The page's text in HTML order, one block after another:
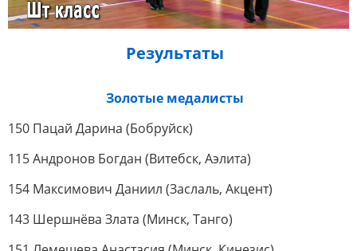
Результаты
Золотые медалисты
150 Пацай Дарина (Бобруйск)
115 Андронов Богдан (Витебск, Аэлита)
154 Максимович Даниил (Заслаль, Акцент)
143 Шершнёва Злата (Минск, Танго)